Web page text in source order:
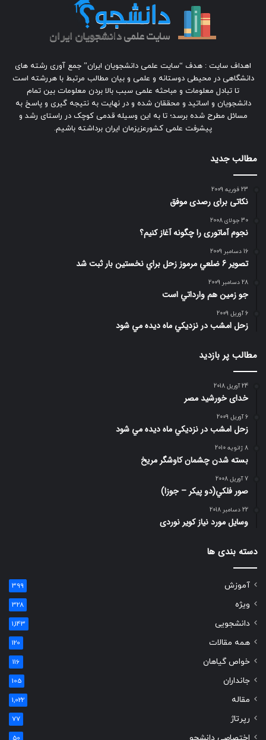
اهداف سایت : هدف “سایت علمی دانشجویان ایران” جمع آوری رشته های
دانشگاهی در محیطی دوستانه و علمی و بیان مطالب مرتبط با هررشته است
تا تبادل معلومات و مباحثه علمی سبب بالا بردن معلومات بین تمام
دانشجویان و اساتید و محققان شده و در نهایت به نتیجه گیری و پاسخ به
مسائل مطرح شده برسد؛ تا به این وسیله قدمی کوچک در راستای رشد و
پیشرفت علمی کشورعزیزمان ایران برداشته باشیم.
مطالب جدید
23 فوریه 2009
نکاتی برای رصدی موفق
30 جولای 2008
نجوم آماتوری را چگونه آغاز کنیم؟
16 دسامبر 2009
تصوير 6 ضلعي مرموز زحل براي نخستين بار ثبت شد
28 دسامبر 2009
جو زمين هم وارداتي است
6 آوریل 2009
زحل امشب در نزديكي ماه ديده مي شود
مطالب پر بازدید
24 آوریل 2018
خدای خورشید مصر
6 آوریل 2009
زحل امشب در نزديكي ماه ديده مي شود
8 ژانویه 2010
بسته شدن چشمان کاوشگر مريخ
7 آوریل 2008
صور فلكي(دو پیکر – جوزا)
22 دسامبر 2018
وسایل مورد نیاز کویر نوردی
دسته بندی ها
آموزش 399
ویژه 328
دانشجویی 1,143
همه مقالات 120
خواص گیاهان 116
جانداران 105
مقاله 1,022
رپرتاژ 77